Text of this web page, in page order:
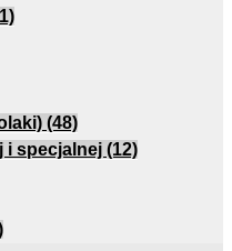
(48)
i specjalnej (12)